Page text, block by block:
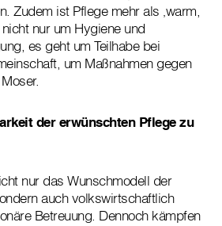
Zudem ist Pflege mehr als ‚warm,
nur um Hygiene und
es geht um Teilhabe bei
um Maßnahmen gegen
der erwünschten Pflege zu
nur das Wunschmodell der
auch volkswirtschaftlich
Betreuung. Dennoch kämpfen